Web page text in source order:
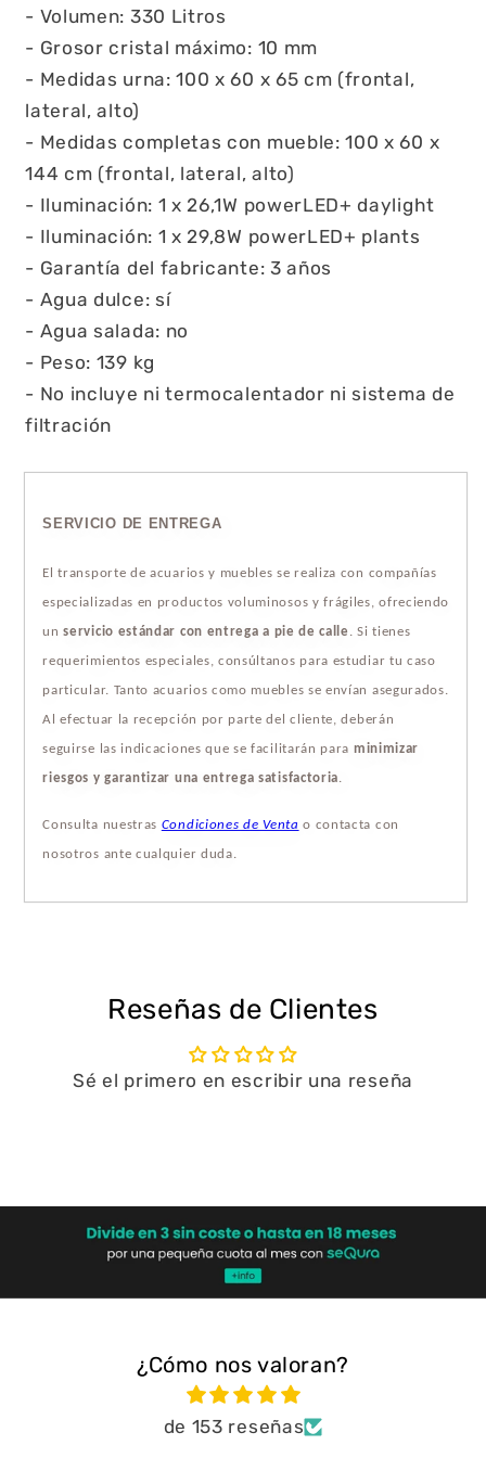
- Volumen: 330 Litros
- Grosor cristal máximo: 10 mm
- Medidas urna: 100 x 60 x 65 cm (frontal,
lateral, alto)
- Medidas completas con mueble: 100 x 60 x
144 cm (frontal, lateral, alto)
- Iluminación: 1 x 26,1W powerLED+ daylight
- Iluminación: 1 x 29,8W powerLED+ plants
- Garantía del fabricante: 3 años
- Agua dulce: sí
- Agua salada: no
- Peso: 139 kg
- No incluye ni termocalentador ni sistema de
filtración
SERVICIO DE ENTREGA
El transporte de acuarios y muebles se realiza con compañías
especializadas en productos voluminosos y frágiles, ofreciendo
unservicio estándar con entrega a pie de calle . Si tienes
requerimientos especiales, consúltanos para estudiar tu caso
particular. Tanto acuarios como muebles se envían asegurados.
Al efectuar la recepción por parte del cliente, deberán
seguirse las indicaciones que se facilitarán para minimizar
riesgos y garantizar una entrega satisfactoria.
Consulta nuestras Condiciones de Venta o contacta con
nosotros ante cualquier duda.
Reseñas de Clientes
Sé el primero en escribir una reseña
¿Cómo nos valoran?
de 153 reseñas